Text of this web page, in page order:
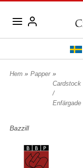
Hem » Papper »
Cardstock
/
Enfärgade
Bazzill